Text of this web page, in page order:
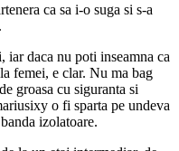
ca sa i-o suga si s-a
iar daca nu poti inseamna ca
femei, e clar. Nu ma bag
groasa cu siguranta si
o fi sparta pe undeva
izolatoare.